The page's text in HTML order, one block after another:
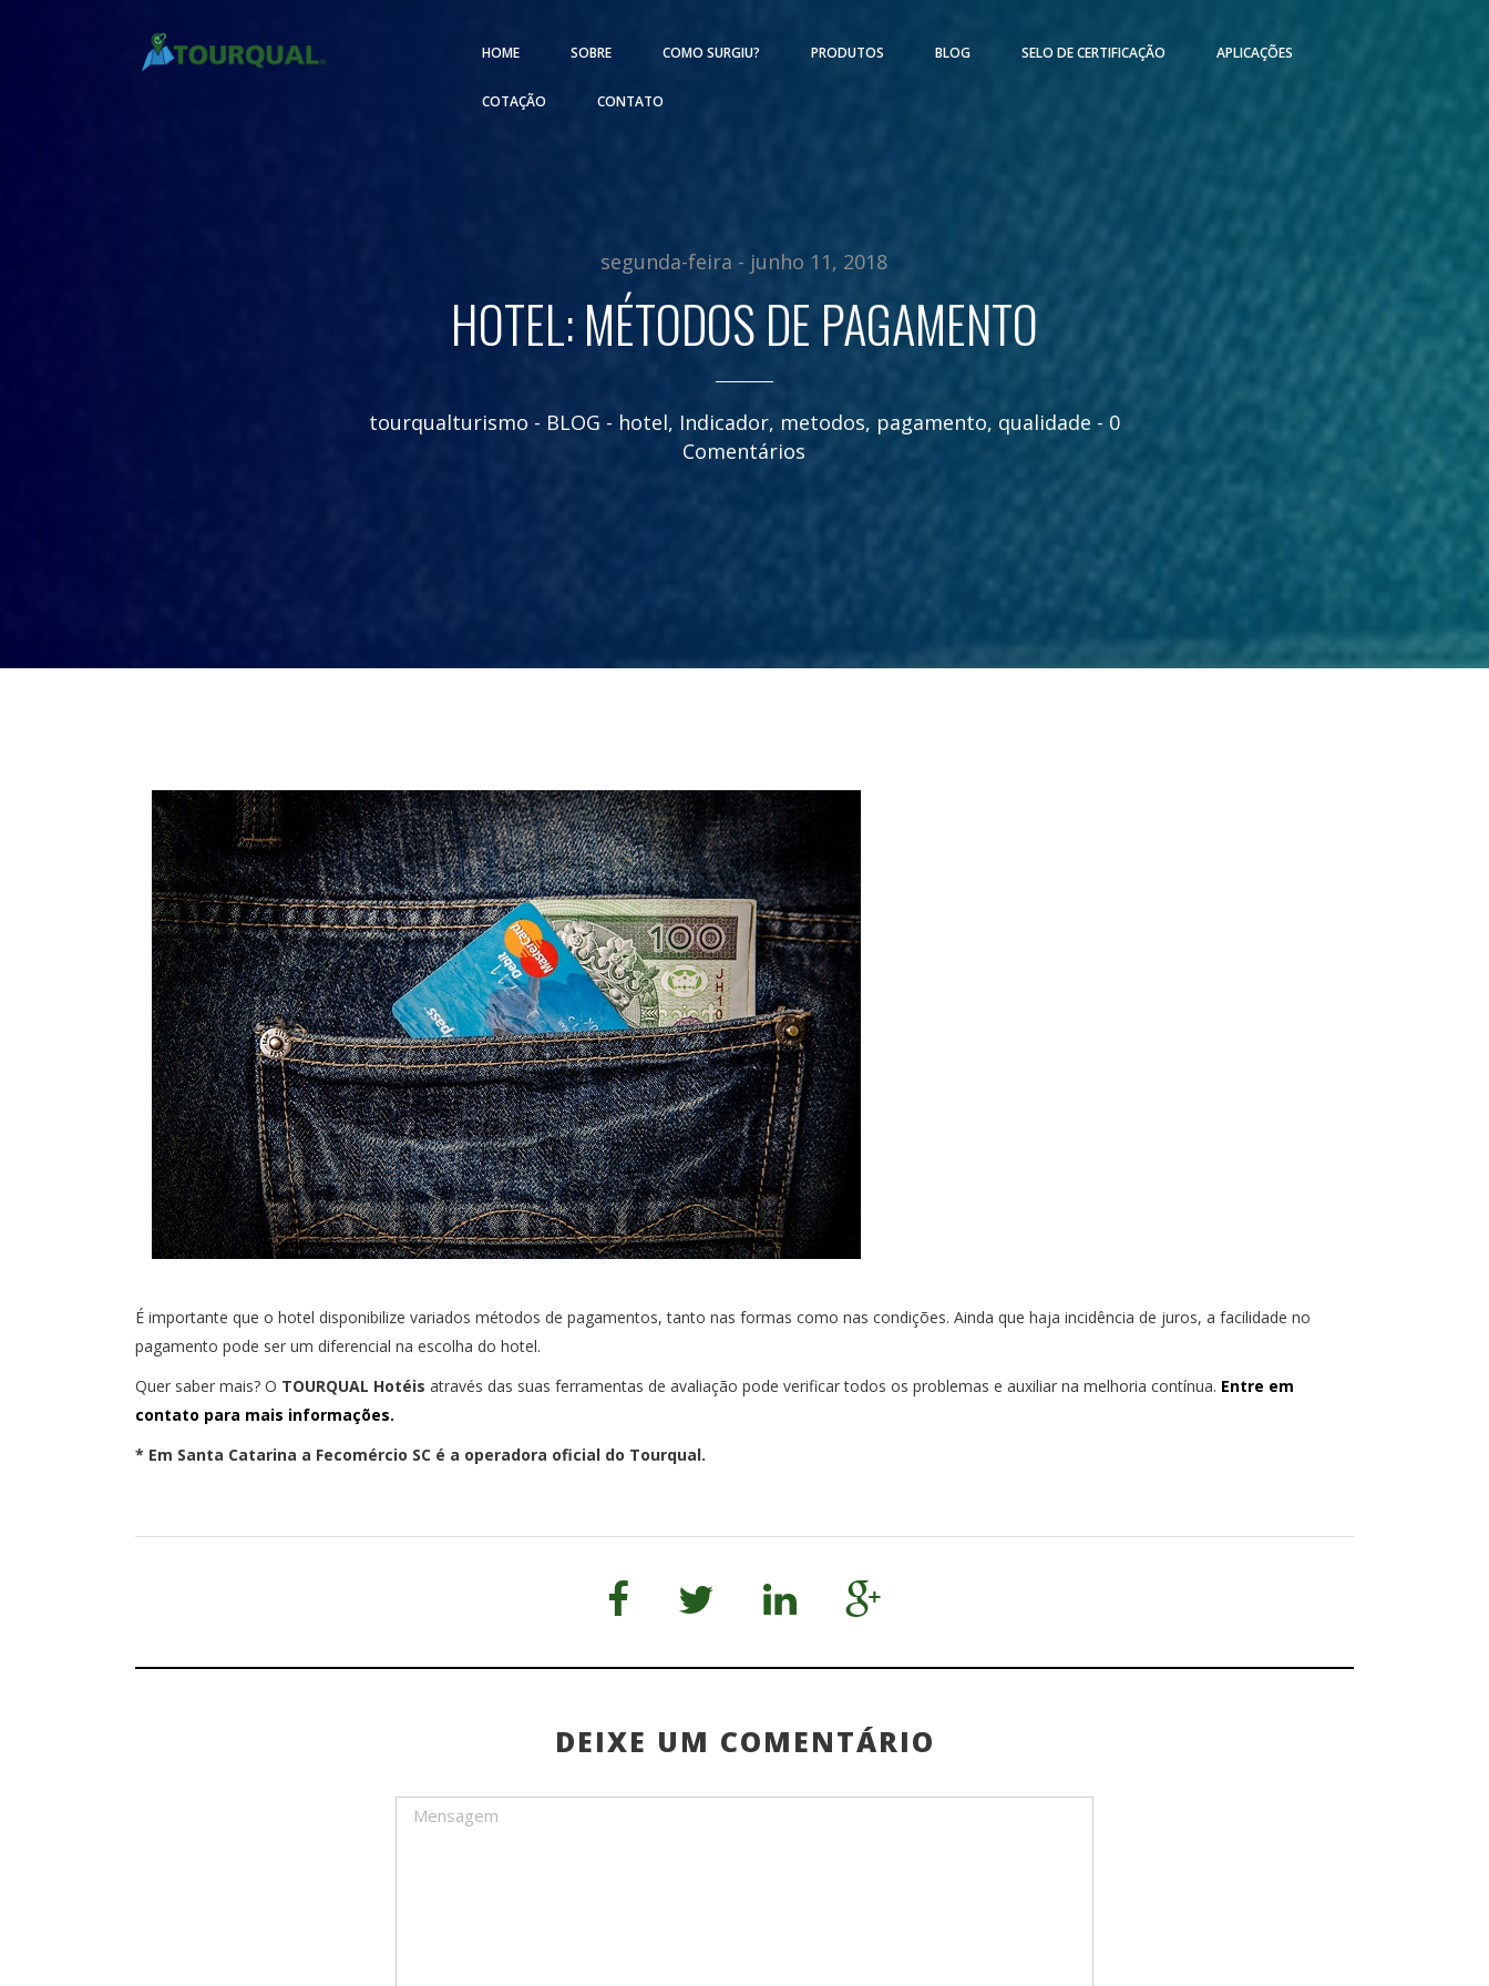
HOME SOBRE COMO SURGIU? PRODUTOS BLOG SELO DE CERTIFICAÇÃO APLICAÇÕES
COTAÇÃO CONTATO
segunda-feira - junho 11, 2018
HOTEL: MÉTODOS DE PAGAMENTO
tourqualturismo - BLOG - hotel, Indicador, metodos, pagamento, qualidade - 0
Comentários
É importante que o hotel disponibilize variados métodos de pagamentos, tanto nas formas como nas condições. Ainda que haja incidência de juros, a facilidade no
pagamento pode ser um diferencial na escolha do hotel.
Quer saber mais? O TOURQUAL Hotéis através das suas ferramentas de avaliação pode verificar todos os problemas e auxiliar na melhoria contínua. Entre em
contato para mais informações.
* Em Santa Catarina a Fecomércio SC é a operadora oficial do Tourqual.
DEIXE UM COMENTÁRIO